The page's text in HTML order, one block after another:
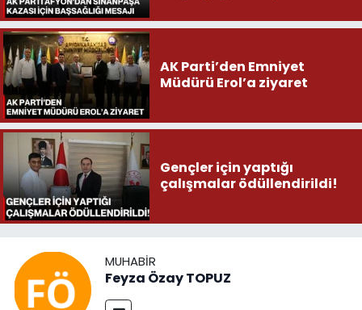
AK Parti’den Emniyet
Müdürü Erol’a ziyaret
Gençler için yaptığı
çalışmalar ödüllendirildi!
MUHABIR
Feyza Özay TOPUZ